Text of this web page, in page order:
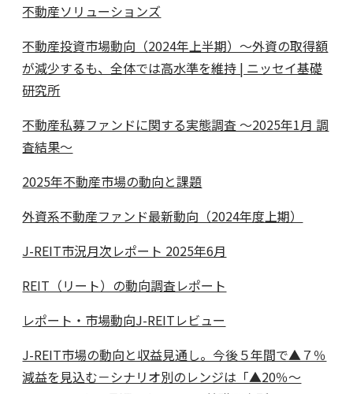
不動産ソリューションズ
不動産投資市場動向（2024年上半期）～外資の取得額
が減少するも、全体では高水準を維持 | ニッセイ基礎
研究所
不動産私募ファンドに関する実態調査 ～2025年1月 調
査結果～
2025年不動産市場の動向と課題
外資系不動産ファンド最新動向（2024年度上期）
J-REIT市況月次レポート 2025年6月
REIT（リート）の動向調査レポート
レポート・市場動向J-REITレビュー
J-REIT市場の動向と収益見通し。今後５年間で▲７％
減益を見込む－シナリオ別のレンジは「▲20％～